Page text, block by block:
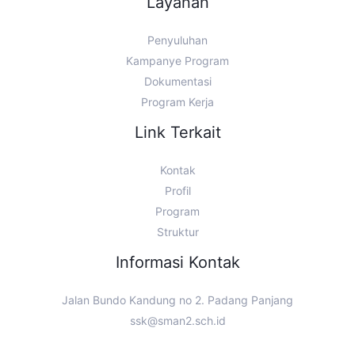
Penyuluhan
Kampanye Program
Dokumentasi
Program Kerja
Link Terkait
Kontak
Profil
Program
Struktur
Informasi Kontak
Jalan Bundo Kandung no 2. Padang Panjang
ssk@sman2.sch.id